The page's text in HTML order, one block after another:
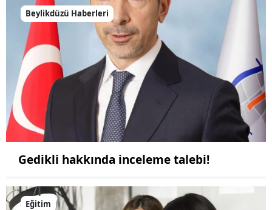
Beylikdüzü Haberleri
Gedikli hakkında inceleme talebi!
Eğitim